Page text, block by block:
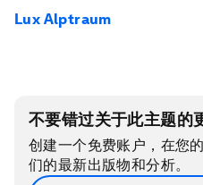
Lux Alptraum
不要错过关于此主题的
创建一个免费账户，在您
们的最新出版物和分析。